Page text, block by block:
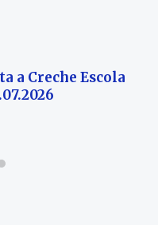
a Creche Escola